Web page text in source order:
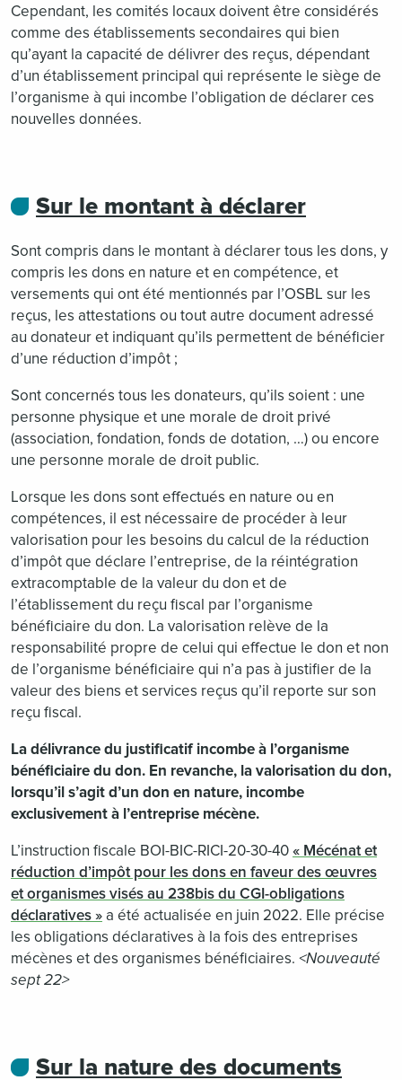
Cependant, les comités locaux doivent être considérés
comme des établissements secondaires qui bien
qu’ayant la capacité de délivrer des reçus, dépendant
d’un établissement principal qui représente le siège de
l’organisme à qui incombe l’obligation de déclarer ces
nouvelles données.
Sur le montant à déclarer
Sont compris dans le montant à déclarer tous les dons, y
compris les dons en nature et en compétence, et
versements qui ont été mentionnés par l’OSBL sur les
reçus, les attestations ou tout autre document adressé
au donateur et indiquant qu’ils permettent de bénéficier
d’une réduction d’impôt ;
Sont concernés tous les donateurs, qu’ils soient : une
personne physique et une morale de droit privé
(association, fondation, fonds de dotation, …) ou encore
une personne morale de droit public.
Lorsque les dons sont effectués en nature ou en
compétences, il est nécessaire de procéder à leur
valorisation pour les besoins du calcul de la réduction
d’impôt que déclare l’entreprise, de la réintégration
extracomptable de la valeur du don et de
l’établissement du reçu fiscal par l’organisme
bénéficiaire du don. La valorisation relève de la
responsabilité propre de celui qui effectue le don et non
de l’organisme bénéficiaire qui n’a pas à justifier de la
valeur des biens et services reçus qu’il reporte sur son
reçu fiscal.
La délivrance du justificatif incombe à l’organisme
bénéficiaire du don. En revanche, la valorisation du don,
lorsqu’il s’agit d’un don en nature, incombe
exclusivement à l’entreprise mécène.
L’instruction fiscale BOI-BIC-RICI-20-30-40« Mécénat et
réduction d’impôt pour les dons en faveur des œuvres
et organismes visés au 238bis du CGI-obligations
déclaratives » a été actualisée en juin 2022. Elle précise
les obligations déclaratives à la fois des entreprises
mécènes et des organismes bénéficiaires. <Nouveauté
sept 22>
Sur la nature des documents